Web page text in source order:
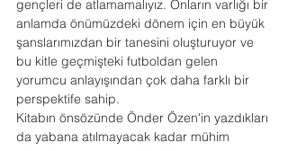
gençleri de atlamamalıyız. Onların varlığı bir
anlamda önümüzdeki dönem için en büyük
şanslarımızdan bir tanesini oluşturuyor ve
bu kitle geçmişteki futboldan gelen
yorumcu anlayışından çok daha farklı bir
perspektife sahip.
Kitabın önsözünde Önder Özen'in yazdıkları
da yabana atılmayacak kadar mühim